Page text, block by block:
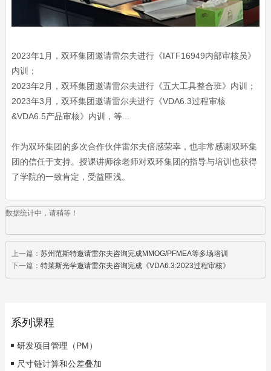
2023年1月，双环集团邀请雷尔夫进行《IATF16949内部审核员》
内训；
2023年2月，双环集团邀请雷尔夫进行《五大工具整合班》内训；
2023年3月，双环集团邀请雷尔夫进行《VDA6.3过程审核
&VDA6.5产品审核》内训，等...
作为双环集团的多次合作伙伴雷尔夫倍感荣幸，也非常感谢双环集
团的信任于支持。授课讲师徐老师对双环集团的指导与培训也获得
了学院的一致肯定，受益匪浅。
数据统计中，请稍等！
上一篇： 苏州范斯特邀请雷尔夫咨询完成MMOG/PFMEA等多场培训
下一篇： 特莱斯光学邀请雷尔夫咨询完成《VDA6.3:2023过程审核》
系列课程
研发项目管理（PM）
尺寸链计算和公差叠加